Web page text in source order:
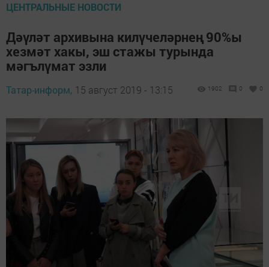
ЦЕНТРАЛЬНЫЕ НОВОСТИ
Дәүләт архивына килүчеләрнең 90%ы
хезмәт хакы, эш стажы турында
мәгълүмат эзли
Татар-информ, 15 август 2019 - 13:15 1902 0 0